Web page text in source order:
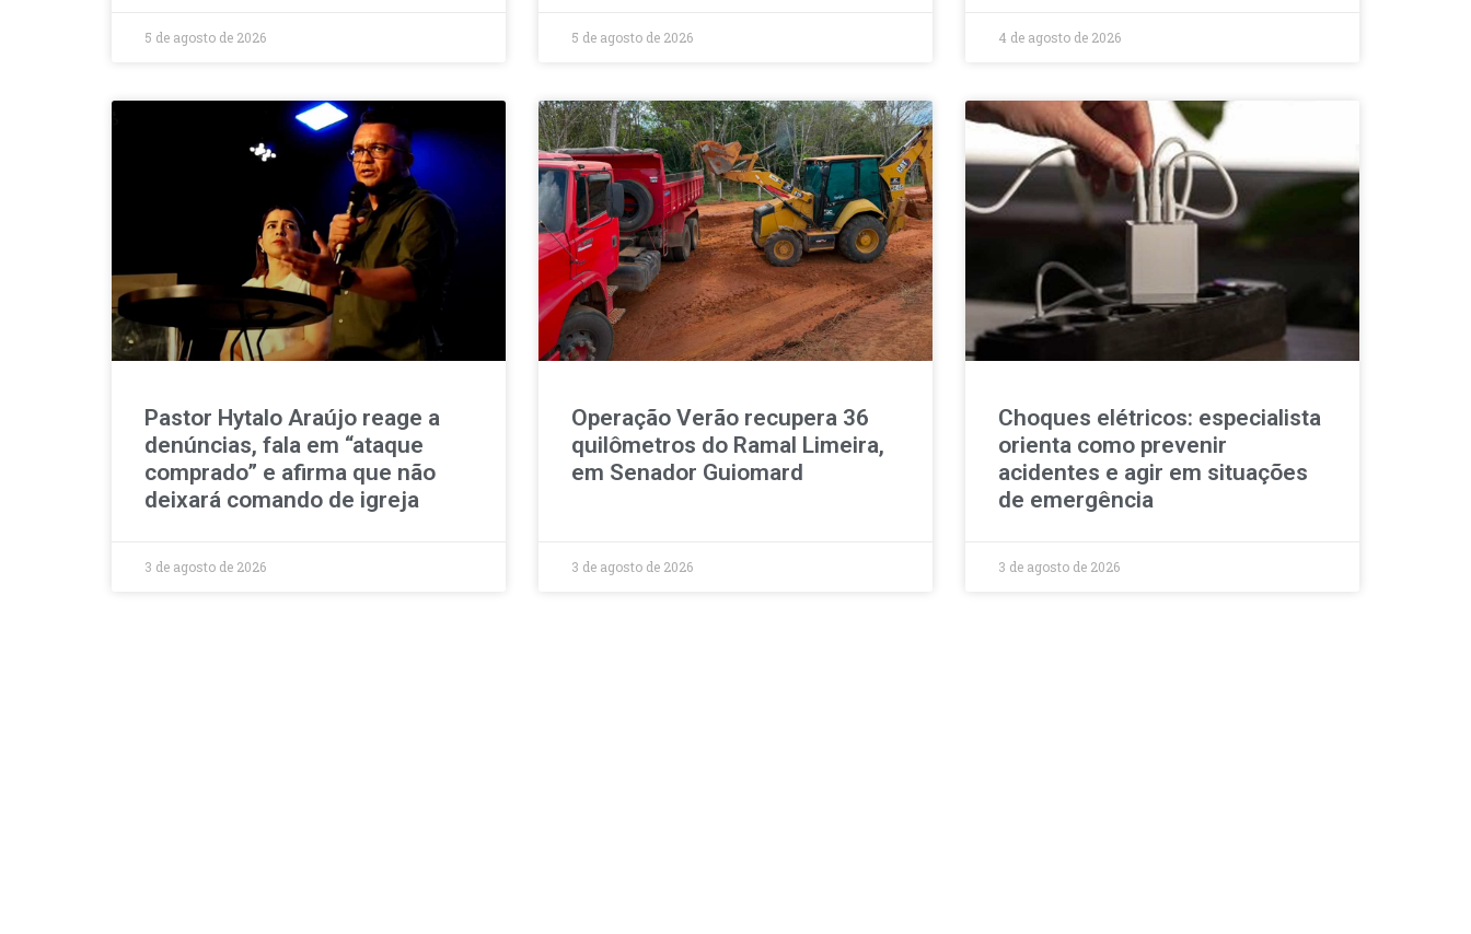
5 de agosto de 2026 5 de agosto de 2026 4 de agosto de 2026
Pastor Hytalo Araújo reage a
denúncias, fala em “ataque
comprado” e afirma que não
deixará comando de igreja
3 de agosto de 2026
Operação Verão recupera 36
quilômetros do Ramal Limeira,
em Senador Guiomard
3 de agosto de 2026
Choques elétricos: especialista
orienta como prevenir
acidentes e agir em situações
de emergência
3 de agosto de 2026